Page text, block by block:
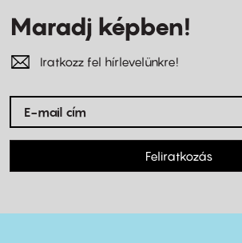
Maradj képben!
Iratkozz fel hírlevelünkre!
Feliratkozás